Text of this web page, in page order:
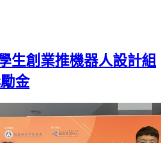
生創業推機器人設計組
金